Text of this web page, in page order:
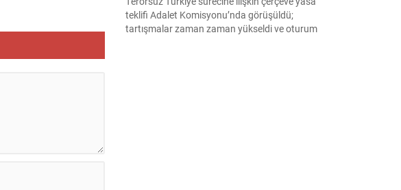
teklifi Adalet Komisyonu’nda görüşüldü;
tartışmalar zaman zaman yükseldi ve oturum